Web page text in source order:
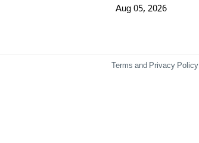
Aug 05, 2026
Terms and Privacy Policy